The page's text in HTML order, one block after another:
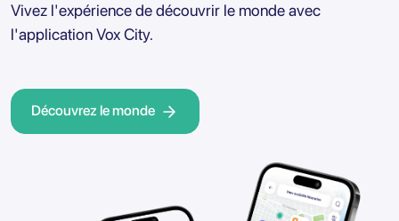
Vivez l'expérience de découvrir le monde avec
l'application Vox City.
Découvrez le monde